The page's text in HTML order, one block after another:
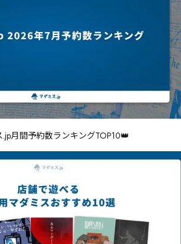
.jp月間予約数ランキングTOP10👑